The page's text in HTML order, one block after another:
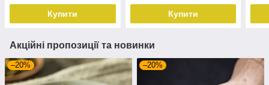
Купити Купити
Акційні пропозиції та новинки
–20% –20%